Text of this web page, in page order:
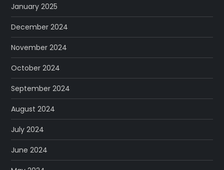
January 2025
December 2024
November 2024
October 2024
September 2024
August 2024
July 2024
June 2024